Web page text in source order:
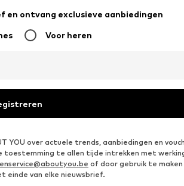
en ontvang exclusieve aanbiedingen
Voor heren
YOU over actuele trends, aanbiedingen en
toestemming te allen tijde intrekken met
of door gebruik te maken
einde van elke nieuwsbrief.